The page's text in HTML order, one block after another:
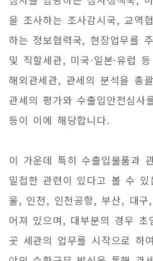
을 조사하는 조사감시국, 교역
하는 정보협력국, 현장업무를
및 직할세관, 미국·일본·유럽
해외관세관, 관세의 분석을 총
관세의 평가와 수출입안전심사
등이 이에 해당합니다.
이 가운데 특히 수출입물품과
밀접한 관련이 있다고 볼 수
울, 인천, 인천공항, 부산, 대구
어져 있으며, 대부분의 경우 초
곳 세관의 업무를 시작으로 하